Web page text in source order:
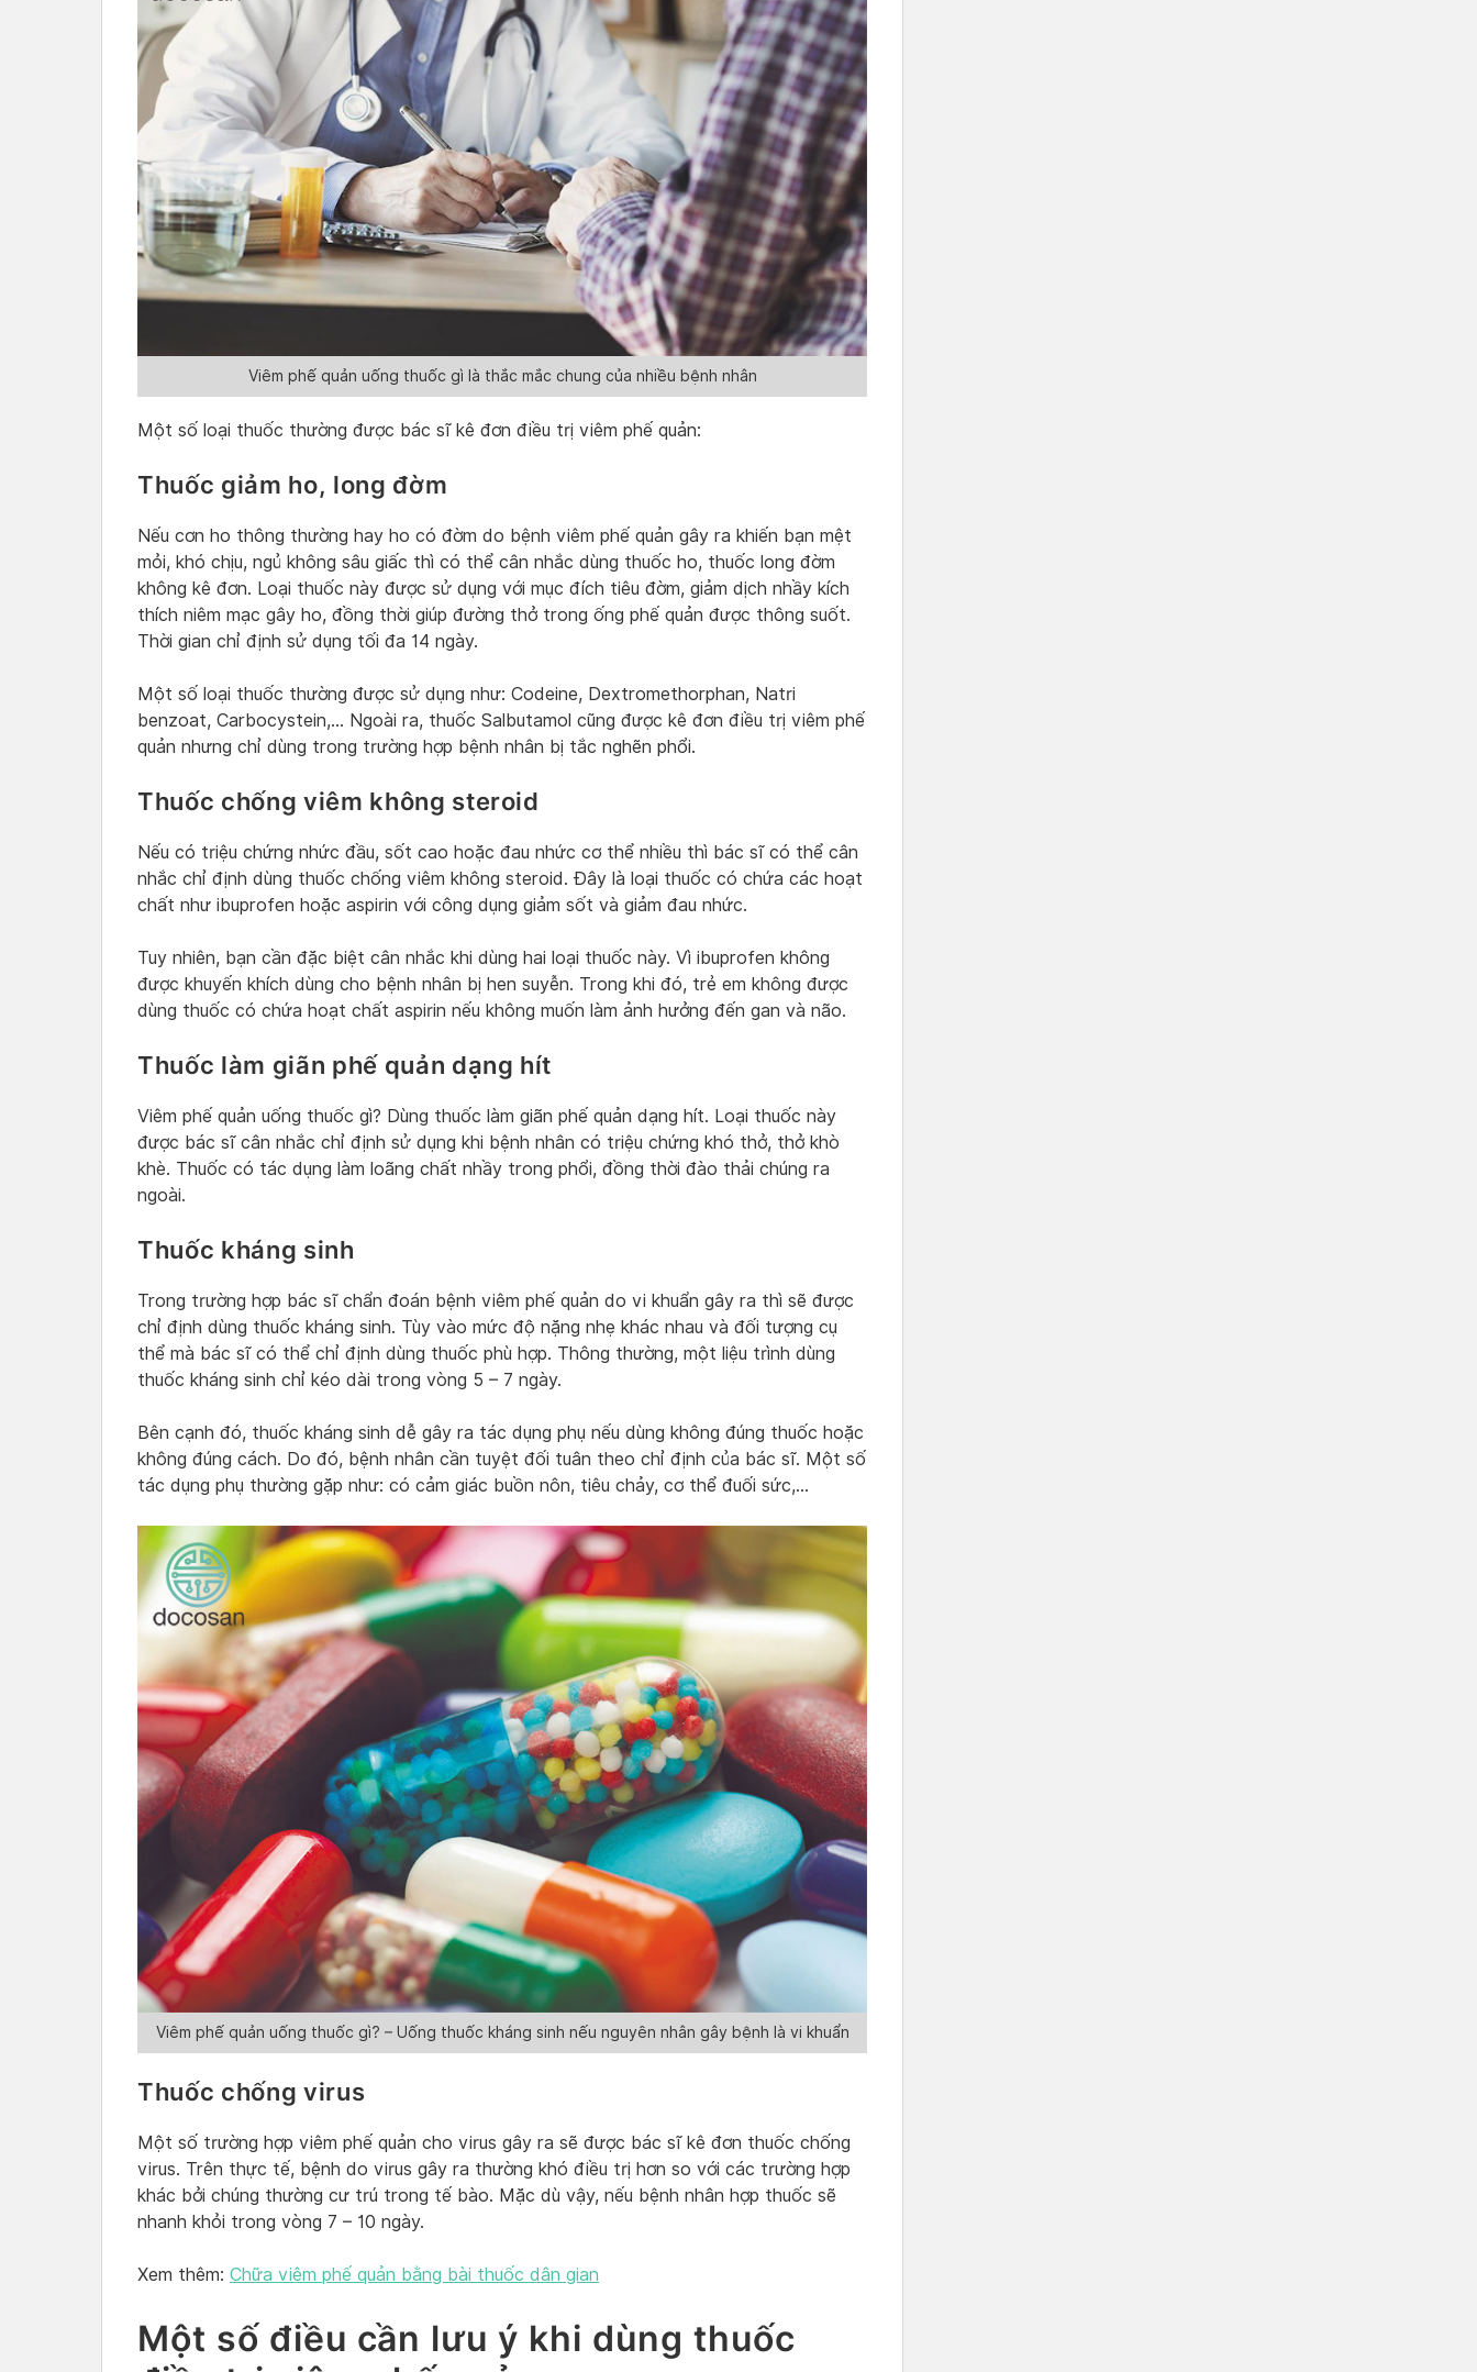
Viêm phế quản uống thuốc gì là thắc mắc chung của nhiều bệnh nhân
Một số loại thuốc thường được bác sĩ kê đơn điều trị viêm phế quản:
Thuốc giảm ho, long đờm
Nếu cơn ho thông thường hay ho có đờm do bệnh viêm phế quản gây ra khiến bạn mệt
mỏi, khó chịu, ngủ không sâu giấc thì có thể cân nhắc dùng thuốc ho, thuốc long đờm
không kê đơn. Loại thuốc này được sử dụng với mục đích tiêu đờm, giảm dịch nhầy kích
thích niêm mạc gây ho, đồng thời giúp đường thở trong ống phế quản được thông suốt.
Thời gian chỉ định sử dụng tối đa 14 ngày.
Một số loại thuốc thường được sử dụng như: Codeine, Dextromethorphan, Natri
benzoat, Carbocystein,… Ngoài ra, thuốc Salbutamol cũng được kê đơn điều trị viêm phế
quản nhưng chỉ dùng trong trường hợp bệnh nhân bị tắc nghẽn phổi.
Thuốc chống viêm không steroid
Nếu có triệu chứng nhức đầu, sốt cao hoặc đau nhức cơ thể nhiều thì bác sĩ có thể cân
nhắc chỉ định dùng thuốc chống viêm không steroid. Đây là loại thuốc có chứa các hoạt
chất như ibuprofen hoặc aspirin với công dụng giảm sốt và giảm đau nhức.
Tuy nhiên, bạn cần đặc biệt cân nhắc khi dùng hai loại thuốc này. Vì ibuprofen không
được khuyến khích dùng cho bệnh nhân bị hen suyễn. Trong khi đó, trẻ em không được
dùng thuốc có chứa hoạt chất aspirin nếu không muốn làm ảnh hưởng đến gan và não.
Thuốc làm giãn phế quản dạng hít
Viêm phế quản uống thuốc gì? Dùng thuốc làm giãn phế quản dạng hít. Loại thuốc này
được bác sĩ cân nhắc chỉ định sử dụng khi bệnh nhân có triệu chứng khó thở, thở khò
khè. Thuốc có tác dụng làm loãng chất nhầy trong phổi, đồng thời đào thải chúng ra
ngoài.
Thuốc kháng sinh
Trong trường hợp bác sĩ chẩn đoán bệnh viêm phế quản do vi khuẩn gây ra thì sẽ được
chỉ định dùng thuốc kháng sinh. Tùy vào mức độ nặng nhẹ khác nhau và đối tượng cụ
thể mà bác sĩ có thể chỉ định dùng thuốc phù hợp. Thông thường, một liệu trình dùng
thuốc kháng sinh chỉ kéo dài trong vòng 5 – 7 ngày.
Bên cạnh đó, thuốc kháng sinh dễ gây ra tác dụng phụ nếu dùng không đúng thuốc hoặc
không đúng cách. Do đó, bệnh nhân cần tuyệt đối tuân theo chỉ định của bác sĩ. Một số
tác dụng phụ thường gặp như: có cảm giác buồn nôn, tiêu chảy, cơ thể đuối sức,…
Viêm phế quản uống thuốc gì? – Uống thuốc kháng sinh nếu nguyên nhân gây bệnh là vi khuẩn
Thuốc chống virus
Một số trường hợp viêm phế quản cho virus gây ra sẽ được bác sĩ kê đơn thuốc chống
virus. Trên thực tế, bệnh do virus gây ra thường khó điều trị hơn so với các trường hợp
khác bởi chúng thường cư trú trong tế bào. Mặc dù vậy, nếu bệnh nhân hợp thuốc sẽ
nhanh khỏi trong vòng 7 – 10 ngày.
Xem thêm: Chữa viêm phế quản bằng bài thuốc dân gian
Một số điều cần lưu ý khi dùng thuốc